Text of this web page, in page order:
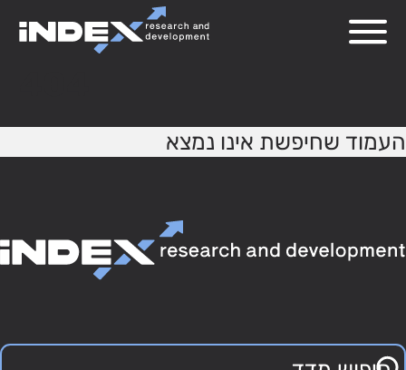
העמוד שחיפשת אינו נמצא